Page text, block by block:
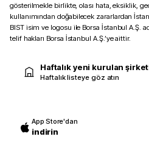
gösterilmekle birlikte, olası hata, eksiklik,
kullanımından doğabilecek zararlardan
BIST isim ve logosu ile Borsa İstanbul A.Ş.
telif hakları Borsa İstanbul A.Ş.’ye aittir.
Haftalık yeni kurulan
Haftalık listeye göz atın
App Store'dan
indirin